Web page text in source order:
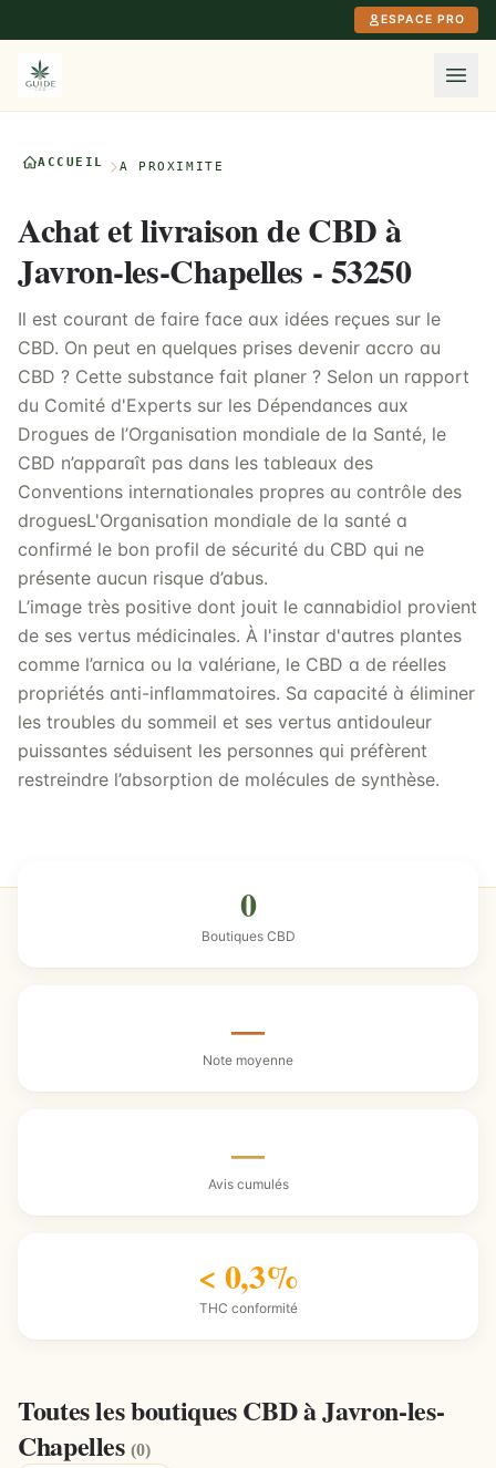
ESPACE PRO
ACCUEIL À PROXIMITÉ
Achat et livraison de CBD à
Javron-les-Chapelles - 53250
Il est courant de faire face aux idées reçues sur le
CBD. On peut en quelques prises devenir accro au
CBD ? Cette substance fait planer ? Selon un rapport
du Comité d'Experts sur les Dépendances aux
Drogues de l’Organisation mondiale de la Santé, le
CBD n’apparaît pas dans les tableaux des
Conventions internationales propres au contrôle des
droguesL'Organisation mondiale de la santé a
confirmé le bon profil de sécurité du CBD qui ne
présente aucun risque d’abus.
L’image très positive dont jouit le cannabidiol provient
de ses vertus médicinales. À l'instar d'autres plantes
comme l’arnica ou la valériane, le CBD a de réelles
propriétés anti-inflammatoires. Sa capacité à éliminer
les troubles du sommeil et ses vertus antidouleur
puissantes séduisent les personnes qui préfèrent
restreindre l’absorption de molécules de synthèse.
0
Boutiques CBD
—
Note moyenne
—
Avis cumulés
< 0,3%
THC conformité
Toutes les boutiques CBD à Javron-les-
Chapelles(0)